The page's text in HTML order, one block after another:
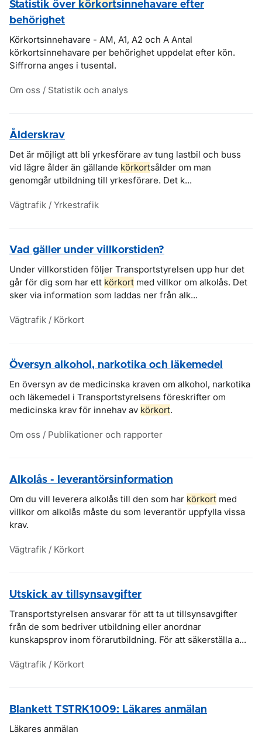
Statistik över körkortsinnehavare efter
behörighet
Körkortsinnehavare - AM, A1, A2 och A Antal
körkortsinnehavare per behörighet uppdelat efter kön.
Siffrorna anges i tusental.
Om oss / Statistik och analys
Ålderskrav
Det är möjligt att bli yrkesförare av tung lastbil och buss
vid lägre ålder än gällande körkortsålder om man
genomgår utbildning till yrkesförare. Det k...
Vägtrafik / Yrkestrafik
Vad gäller under villkorstiden?
Under villkorstiden följer Transportstyrelsen upp hur det
går för dig som har ett körkort med villkor om alkolås. Det
sker via information som laddas ner från alk...
Vägtrafik / Körkort
Översyn alkohol, narkotika och läkemedel
En översyn av de medicinska kraven om alkohol, narkotika
och läkemedel i Transportstyrelsens föreskrifter om
medicinska krav för innehav av körkort.
Om oss / Publikationer och rapporter
Alkolås - leverantörsinformation
Om du vill leverera alkolås till den som har körkort med
villkor om alkolås måste du som leverantör uppfylla vissa
krav.
Vägtrafik / Körkort
Utskick av tillsynsavgifter
Transportstyrelsen ansvarar för att ta ut tillsynsavgifter
från de som bedriver utbildning eller anordnar
kunskapsprov inom förarutbildning. För att säkerställa a...
Vägtrafik / Körkort
Blankett TSTRK1009: Läkares anmälan
Läkares anmälan